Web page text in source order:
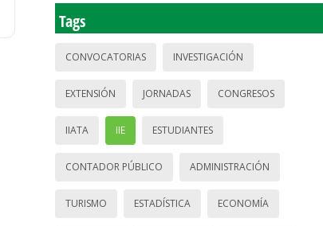
Tags
CONVOCATORIAS INVESTIGACIÓN
EXTENSIÓN JORNADAS CONGRESOS
IIATA IIE ESTUDIANTES
CONTADOR PÚBLICO ADMINISTRACIÓN
TURISMO ESTADÍSTICA ECONOMÍA